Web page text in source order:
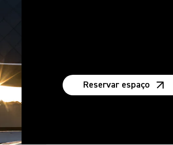
Reservar espaço